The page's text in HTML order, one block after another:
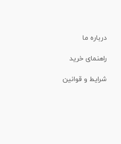
درباره ما
راهنمای خرید
شرایط و قوانین